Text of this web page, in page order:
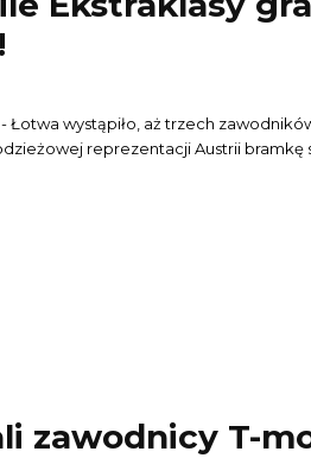
Łotwa wystąpiło, aż trzech
reprezentacji Austrii bramkę
zawodnicy T-